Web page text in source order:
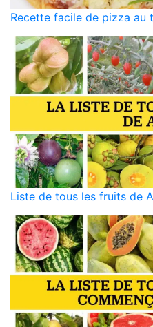
Recette facile de pizza au
Liste de tous les fruits de